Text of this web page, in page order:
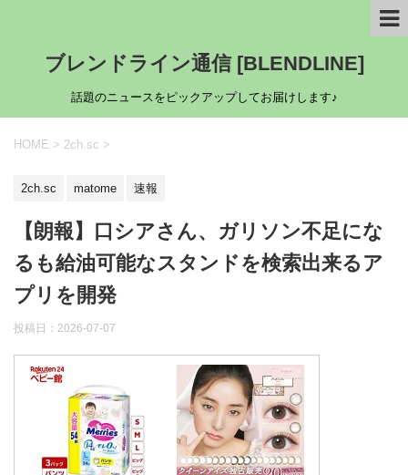
ブレンドライン通信 [BLENDLINE]
話題のニュースをピックアップしてお届けします♪
HOME > 2ch.sc >
2ch.sc matome 速報
【朗報】口シアさん、ガリソン不足にな
るも給油可能なスタンドを検索出来るア
プリを開発
投稿日： 2026-07-07